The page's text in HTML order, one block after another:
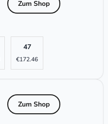
Zum Shop
47
€172.46
Zum Shop